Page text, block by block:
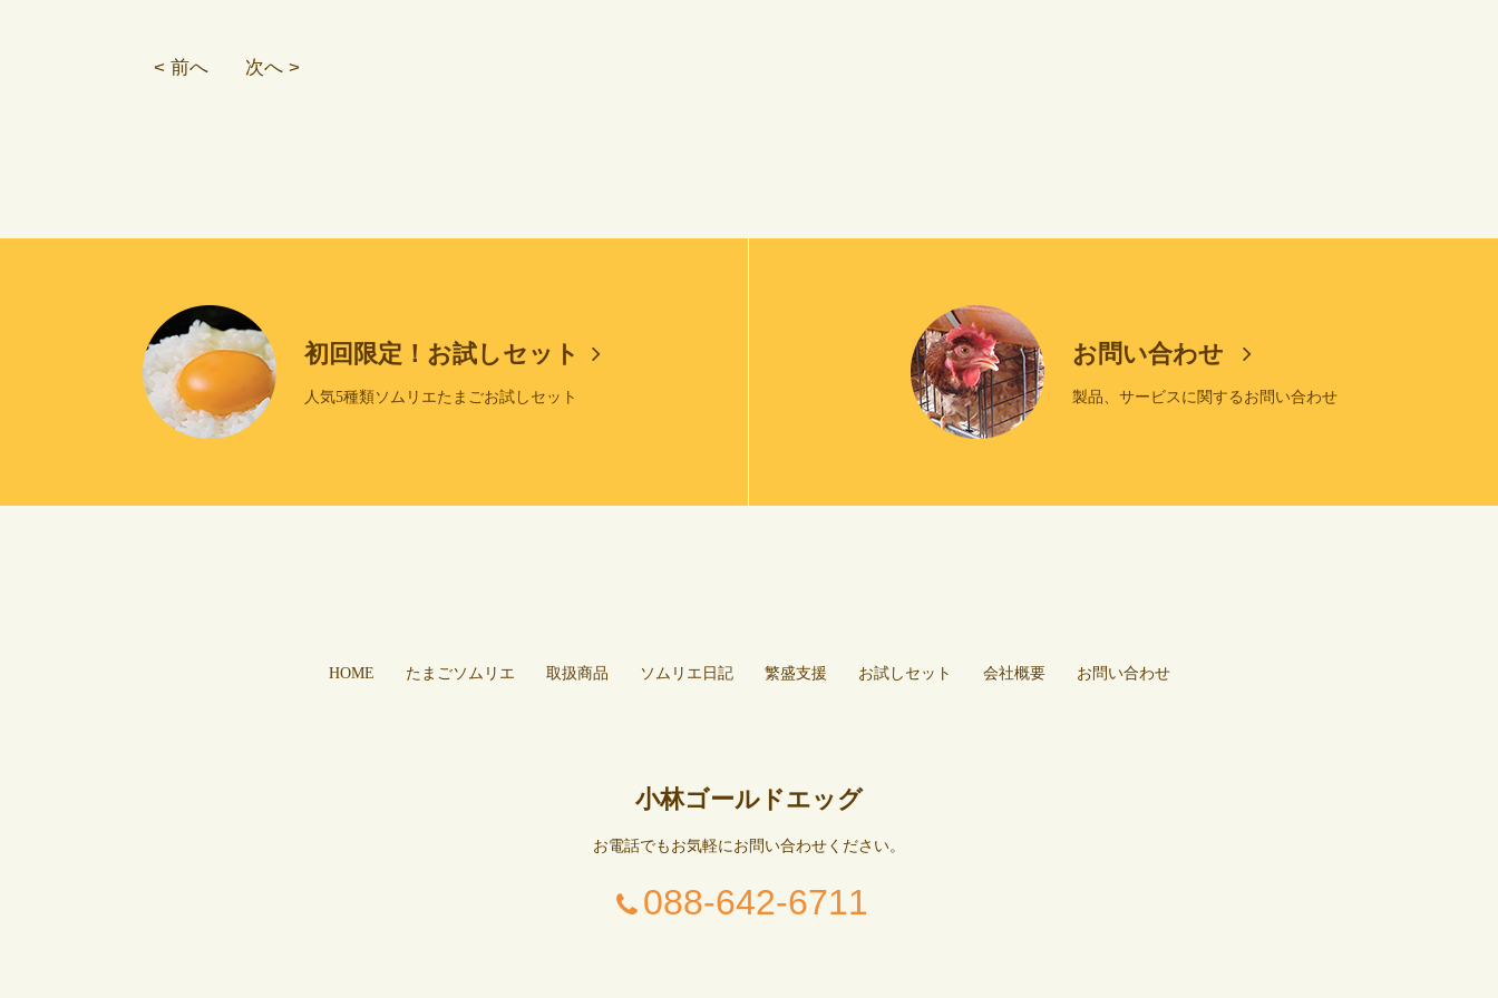
< 前へ 次へ >
初回限定！お試しセット
人気5種類ソムリエたまごお試しセット
お問い合わせ
製品、サービスに関するお問い合わせ
HOME たまごソムリエ 取扱商品 ソムリエ日記 繁盛支援 お試しセット 会社概要 お問い合わせ
小林ゴールドエッグ
お電話でもお気軽にお問い合わせください。
088-642-6711